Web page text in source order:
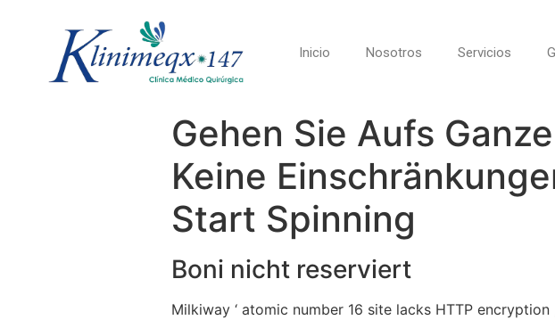
Inicio Nosotros Servicios
Gehen Sie Aufs
Keine
Start Spinning
Boni nicht reserviert
Milkiway ‘ atomic number 16 site lacks HTTP